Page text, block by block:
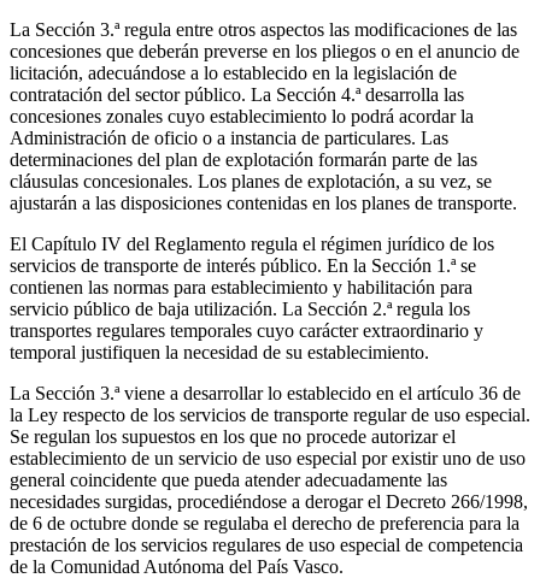
La Sección 3.ª regula entre otros aspectos las modificaciones de las
concesiones que deberán preverse en los pliegos o en el anuncio de
licitación, adecuándose a lo establecido en la legislación de
contratación del sector público. La Sección 4.ª desarrolla las
concesiones zonales cuyo establecimiento lo podrá acordar la
Administración de oficio o a instancia de particulares. Las
determinaciones del plan de explotación formarán parte de las
cláusulas concesionales. Los planes de explotación, a su vez, se
ajustarán a las disposiciones contenidas en los planes de transporte.
El Capítulo IV del Reglamento regula el régimen jurídico de los
servicios de transporte de interés público. En la Sección 1.ª se
contienen las normas para establecimiento y habilitación para
servicio público de baja utilización. La Sección 2.ª regula los
transportes regulares temporales cuyo carácter extraordinario y
temporal justifiquen la necesidad de su establecimiento.
La Sección 3.ª viene a desarrollar lo establecido en el artículo 36 de
la Ley respecto de los servicios de transporte regular de uso especial.
Se regulan los supuestos en los que no procede autorizar el
establecimiento de un servicio de uso especial por existir uno de uso
general coincidente que pueda atender adecuadamente las
necesidades surgidas, procediéndose a derogar el Decreto 266/1998,
de 6 de octubre donde se regulaba el derecho de preferencia para la
prestación de los servicios regulares de uso especial de competencia
de la Comunidad Autónoma del País Vasco.